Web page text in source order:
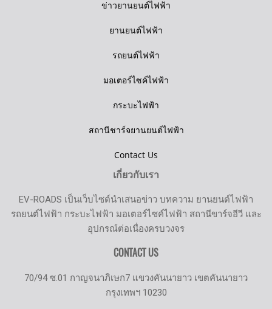
ข่าวยานยนต์ไฟฟ้า
ยานยนต์ไฟฟ้า
รถยนต์ไฟฟ้า
มอเตอร์ไซค์ไฟฟ้า
กระบะไฟฟ้า
สถานีชาร์จยานยนต์ไฟฟ้า
Contact Us
เกี่ยวกับเรา
EV-ROADS เป็นเว็บไซต์นำเสนอข่าว บทความ ยานยนต์ไฟฟ้า
รถยนต์ไฟฟ้า กระบะไฟฟ้า มอเตอร์ไซค์ไฟฟ้า สถานีขาร์จอีวี และ
อุปกรณ์ต่อเนื่องครบวงจร
CONTACT US
70/94 ซ.01 กาญจนาภิเษก7 แขวงคันนายาว เขตคันนายาว
กรุงเทพฯ 10230